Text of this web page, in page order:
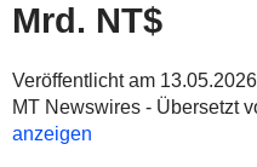
Mrd. NT$
Veröffentlicht am
MT Newswires - Übersetzt
anzeigen